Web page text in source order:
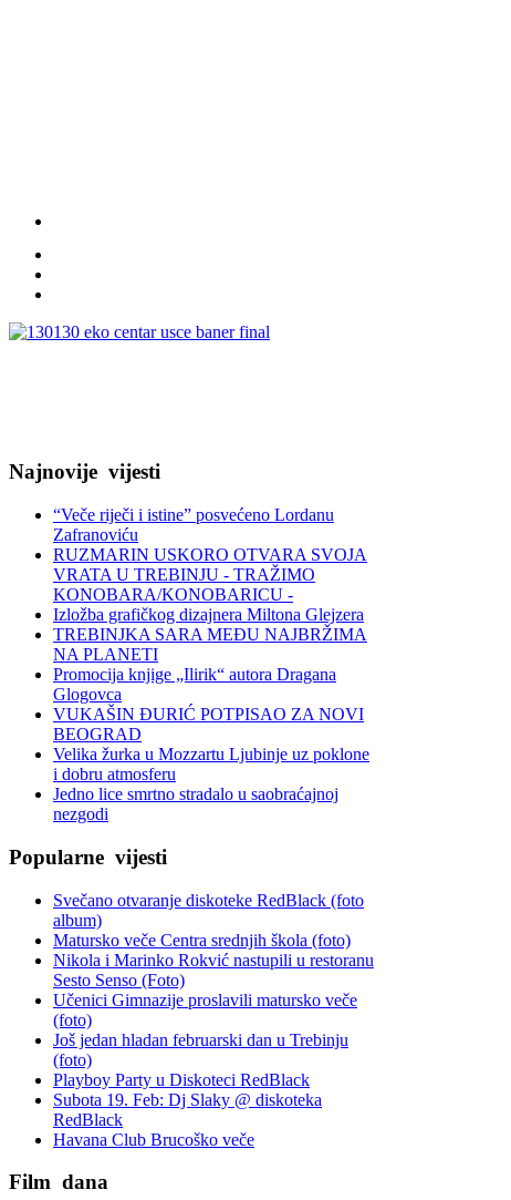
Najnovije vijesti
“Veče riječi i istine” posvećeno Lordanu
Zafranoviću
RUZMARIN USKORO OTVARA SVOJA
VRATA U TREBINJU - TRAŽIMO
KONOBARA/KONOBARICU -
Izložba grafičkog dizajnera Miltona Glejzera
TREBINЈKA SARA MEĐU NAJBRŽIMA
NA PLANETI
Promocija knjige „Ilirik“ autora Dragana
Glogovca
VUKAŠIN ĐURIĆ POTPISAO ZA NOVI
BEOGRAD
Velika žurka u Mozzartu Ljubinje uz poklone
i dobru atmosferu
Jedno lice smrtno stradalo u saobraćajnoj
nezgodi
Popularne vijesti
Svečano otvaranje diskoteke RedBlack (foto
album)
Matursko veče Centra srednjih škola (foto)
Nikola i Marinko Rokvić nastupili u restoranu
Sesto Senso (Foto)
Učenici Gimnazije proslavili matursko veče
(foto)
Još jedan hladan februarski dan u Trebinju
(foto)
Playboy Party u Diskoteci RedBlack
Subota 19. Feb: Dj Slaky @ diskoteka
RedBlack
Havana Club Brucoško veče
Film dana